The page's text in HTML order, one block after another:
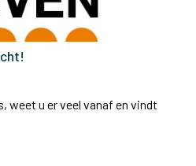
weet u er veel vanaf en vindt